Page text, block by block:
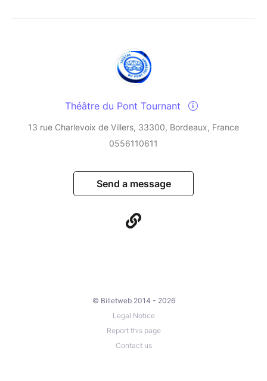
Théâtre du Pont Tournant
13 rue Charlevoix de Villers, 33300, Bordeaux, France
0556110611
Send a message
© Billetweb 2014 - 2026
Legal Notice
Report this page
Contact us